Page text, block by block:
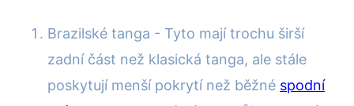
Brazilské tanga - Tyto mají trochu širší
zadní část než klasická tanga, ale stále
poskytují menší pokrytí než běžné spodní